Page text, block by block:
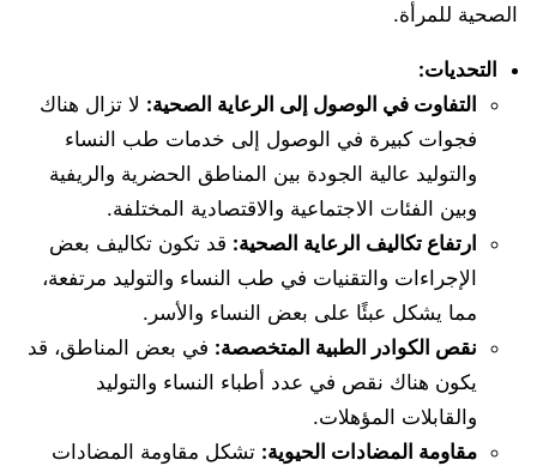
الصحية للمرأة.
التحديات:
التفاوت في الوصول إلى الرعاية الصحية: لا تزال هناك
فجوات كبيرة في الوصول إلى خدمات طب النساء
والتوليد عالية الجودة بين المناطق الحضرية والريفية
وبين الفئات الاجتماعية والاقتصادية المختلفة.
ارتفاع تكاليف الرعاية الصحية: قد تكون تكاليف بعض
الإجراءات والتقنيات في طب النساء والتوليد مرتفعة،
مما يشكل عبئًا على بعض النساء والأسر.
نقص الكوادر الطبية المتخصصة: في بعض المناطق، قد
يكون هناك نقص في عدد أطباء النساء والتوليد
والقابلات المؤهلات.
مقاومة المضادات الحيوية: تشكل مقاومة المضادات